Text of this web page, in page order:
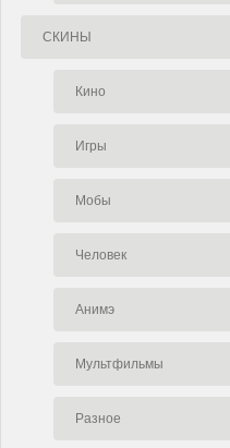
СКИНЫ
Кино
Игры
Мобы
Человек
Анимэ
Мультфильмы
Разное